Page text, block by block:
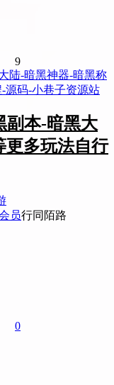
9
副本-暗黑大
更多玩法自行
行同陌路
0